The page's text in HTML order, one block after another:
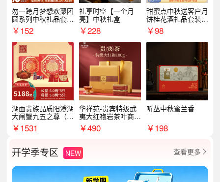
勿一跨月梦想欢聚团
圆系列中秋礼品套装
企业送客户商务伴手
礼
￥152
礼享时空【一个月
亮】中秋礼盒
￥228
甜蜜点中秋送客户月
饼桂花酒礼品套装D
AL1377
￥98
湖面贵族品质阳澄湖
大闸蟹九五之尊（卡
券）5188型
￥1531
华祥苑-贵宾特级武
夷大红袍岩茶叶商务
礼盒中秋节送长辈1
00g
￥490
听丛中秋蜜兰香
￥198
开学季专区 NEW 查看更多 